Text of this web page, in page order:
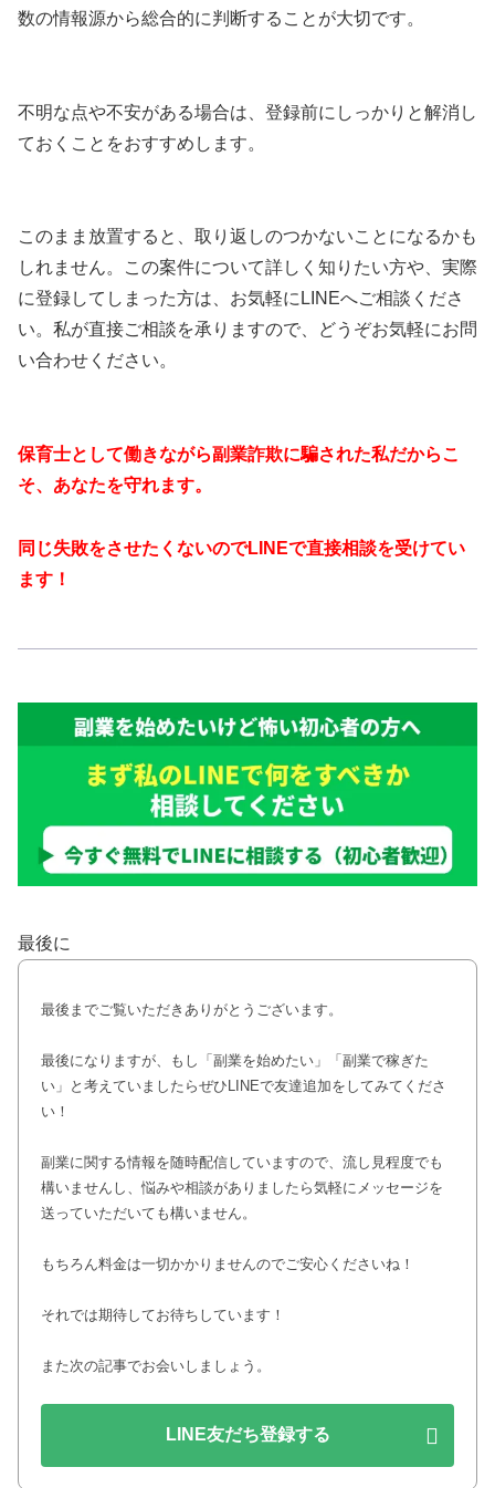
数の情報源から総合的に判断することが大切です。
不明な点や不安がある場合は、登録前にしっかりと解消し
ておくことをおすすめします。
このまま放置すると、取り返しのつかないことになるかも
しれません。この案件について詳しく知りたい方や、実際
に登録してしまった方は、お気軽にLINEへご相談くださ
い。私が直接ご相談を承りますので、どうぞお気軽にお問
い合わせください。
保育士として働きながら副業詐欺に騙された私だからこ
そ、あなたを守れます。
同じ失敗をさせたくないのでLINEで直接相談を受けてい
ます！
最後に
最後までご覧いただきありがとうございます。
最後になりますが、もし「副業を始めたい」「副業で稼ぎた
い」と考えていましたらぜひLINEで友達追加をしてみてくださ
い！
副業に関する情報を随時配信していますので、流し見程度でも
構いませんし、悩みや相談がありましたら気軽にメッセージを
送っていただいても構いません。
もちろん料金は一切かかりませんのでご安心くださいね！
それでは期待してお待ちしています！
また次の記事でお会いしましょう。
LINE友だち登録する